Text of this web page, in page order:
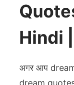
Hindi |
अगर आप
dream